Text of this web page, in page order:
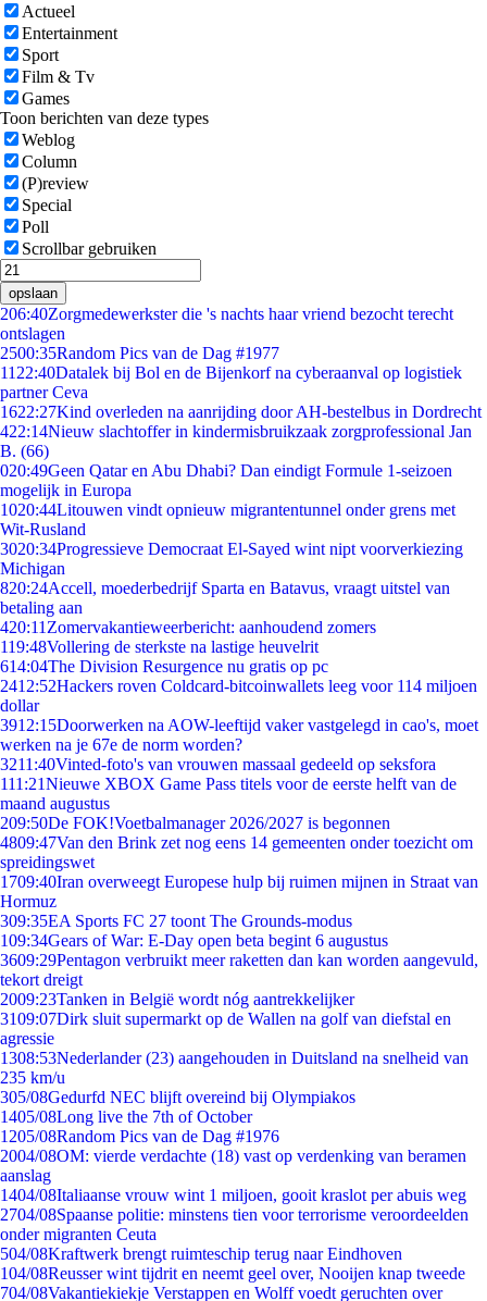
Actueel
Entertainment
Sport
Film & Tv
Games
Toon berichten van deze types
Weblog
Column
(P)review
Special
Poll
Scrollbar gebruiken
opslaan
206:40Zorgmedewerkster die 's nachts haar vriend bezocht terecht
ontslagen
2500:35Random Pics van de Dag #1977
11 22:40Datalek bij Bol en de Bijenkorf na cyberaanval op logistiek
partner Ceva
1622:27Kind overleden na aanrijding door AH-bestelbus in Dordrecht
422:14Nieuw slachtoffer in kindermisbruikzaak zorgprofessional Jan
B. (66)
020:49Geen Qatar en Abu Dhabi? Dan eindigt Formule 1-seizoen
mogelijk in Europa
1020:44Litouwen vindt opnieuw migrantentunnel onder grens met
Wit-Rusland
3020:34Progressieve Democraat El-Sayed wint nipt voorverkiezing
Michigan
820:24Accell, moederbedrijf Sparta en Batavus, vraagt uitstel van
betaling aan
420:11 Zomervakantieweerbericht: aanhoudend zomers
119:48Vollering de sterkste na lastige heuvelrit
614:04The Division Resurgence nu gratis op pc
2412:52Hackers roven Coldcard-bitcoinwallets leeg voor 114 miljoen
dollar
3912:15Doorwerken na AOW-leeftijd vaker vastgelegd in cao's, moet
werken na je 67e de norm worden?
3211:40Vinted-foto's van vrouwen massaal gedeeld op seksfora
111:21Nieuwe XBOX Game Pass titels voor de eerste helft van de
maand augustus
209:50De FOK!Voetbalmanager 2026/2027 is begonnen
4809:47Van den Brink zet nog eens 14 gemeenten onder toezicht om
spreidingswet
1709:40Iran overweegt Europese hulp bij ruimen mijnen in Straat van
Hormuz
309:35EA Sports FC 27 toont The Grounds-modus
109:34Gears of War: E-Day open beta begint 6 augustus
3609:29Pentagon verbruikt meer raketten dan kan worden aangevuld,
tekort dreigt
2009:23Tanken in België wordt nóg aantrekkelijker
3109:07Dirk sluit supermarkt op de Wallen na golf van diefstal en
agressie
1308:53Nederlander (23) aangehouden in Duitsland na snelheid van
235 km/u
305/08Gedurfd NEC blijft overeind bij Olympiakos
1405/08Long live the 7th of October
1205/08Random Pics van de Dag #1976
2004/08OM: vierde verdachte (18) vast op verdenking van beramen
aanslag
1404/08Italiaanse vrouw wint 1 miljoen, gooit kraslot per abuis weg
2704/08Spaanse politie: minstens tien voor terrorisme veroordeelden
onder migranten Ceuta
504/08Kraftwerk brengt ruimteschip terug naar Eindhoven
104/08Reusser wint tijdrit en neemt geel over, Nooijen knap tweede
704/08Vakantiekiekje Verstappen en Wolff voedt geruchten over